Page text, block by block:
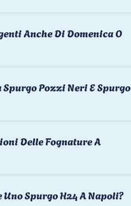
Anche Di Domenica O
Pozzi Neri E Spurgo
Delle Fognature A
Spurgo H24 A Napoli?